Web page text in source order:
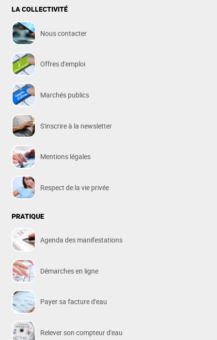
LA COLLECTIVITÉ
Nous contacter
Offres d'emploi
Marchés publics
S'inscrire à la newsletter
Mentions légales
Respect de la vie privée
PRATIQUE
Agenda des manifestations
Démarches en ligne
Payer sa facture d'eau
Relever son compteur d'eau